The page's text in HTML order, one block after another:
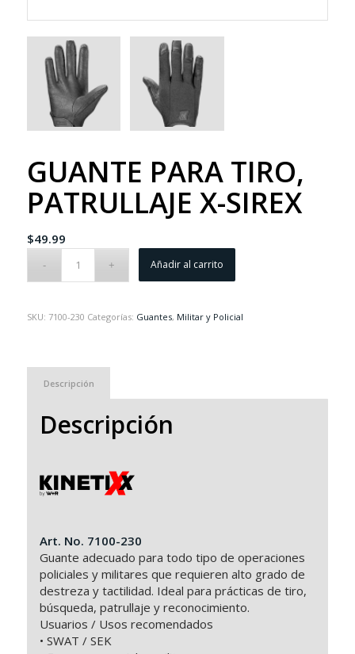
GUANTE PARA TIRO,
PATRULLAJE X-SIREX
$49.99
Añadir al carrito
SKU: 7100-230 Categorías: Guantes, Militar y Policial
Descripción
Descripción
Art. No. 7100-230
Guante adecuado para todo tipo de operaciones
policiales y militares que requieren alto grado de
destreza y tactilidad. Ideal para prácticas de tiro,
búsqueda, patrullaje y reconocimiento.
Usuarios / Usos recomendados
• SWAT / SEK